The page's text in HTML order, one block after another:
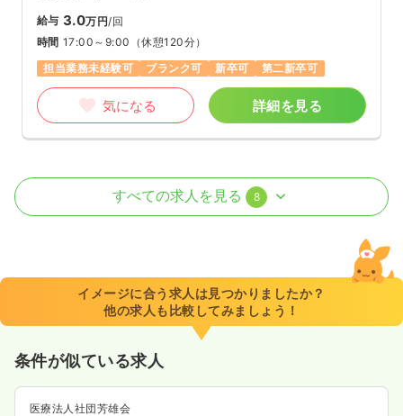
給与 3.0万円/回
時間 17:00～9:00 （休憩120分）
担当業務未経験可
ブランク可 新卒可 第二新卒可
気になる 詳細を見る
病棟 正看護師 / 管理職
8:30～17:30（休憩60分）
年間休日120日
4週8休以上 年収600万円以上可
気になる
すべての求人を見る 8
イメージに合う求人は見つかりましたか？
他の求人も比較してみましょう！
条件が似ている求人
医療法人社団芳雄会